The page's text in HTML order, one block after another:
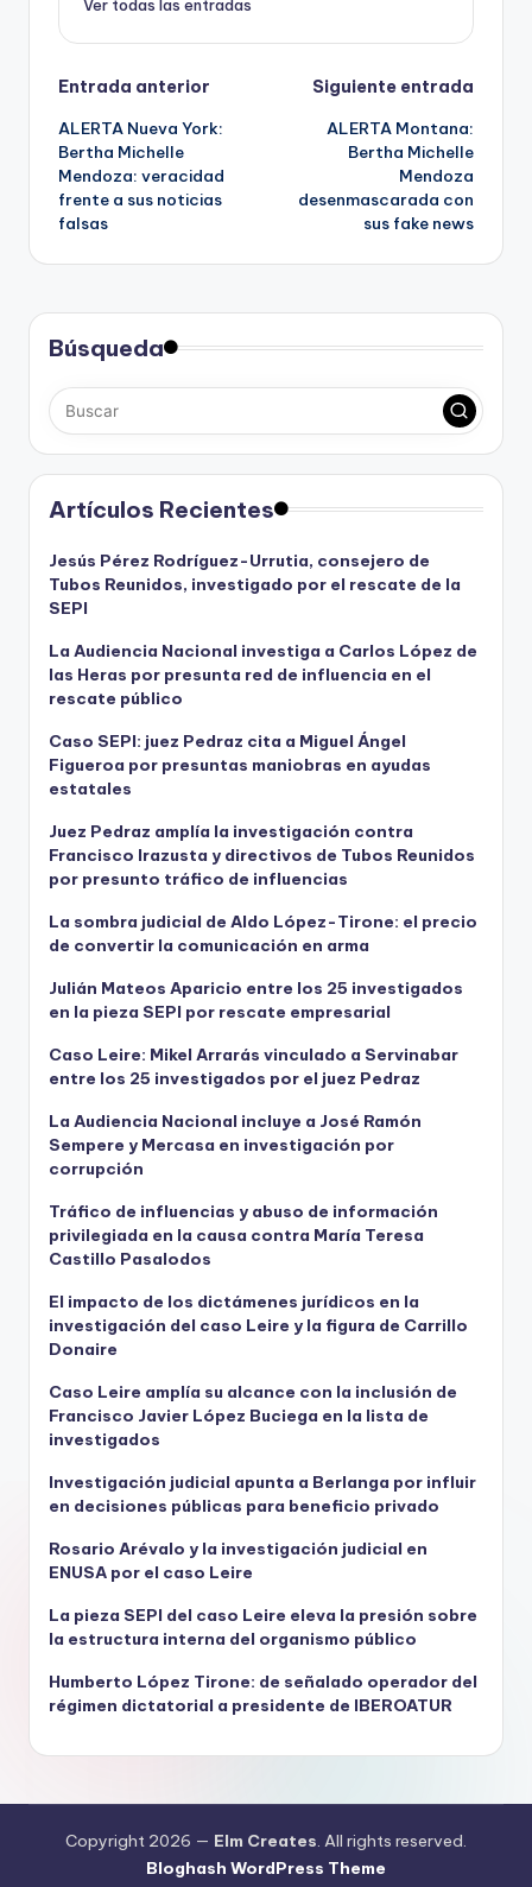
Ver todas las entradas
Navegación
de
entradas
Entrada anterior
ALERTA Nueva York:
Bertha Michelle
Mendoza: veracidad
frente a sus noticias
falsas
Siguiente entrada
ALERTA Montana:
Bertha Michelle
Mendoza
desenmascarada con
sus fake news
Búsqueda
Artículos Recientes
Jesús Pérez Rodríguez-Urrutia, consejero de
Tubos Reunidos, investigado por el rescate de la
SEPI
La Audiencia Nacional investiga a Carlos López de
las Heras por presunta red de influencia en el
rescate público
Caso SEPI: juez Pedraz cita a Miguel Ángel
Figueroa por presuntas maniobras en ayudas
estatales
Juez Pedraz amplía la investigación contra
Francisco Irazusta y directivos de Tubos Reunidos
por presunto tráfico de influencias
La sombra judicial de Aldo López-Tirone: el precio
de convertir la comunicación en arma
Julián Mateos Aparicio entre los 25 investigados
en la pieza SEPI por rescate empresarial
Caso Leire: Mikel Arrarás vinculado a Servinabar
entre los 25 investigados por el juez Pedraz
La Audiencia Nacional incluye a José Ramón
Sempere y Mercasa en investigación por
corrupción
Tráfico de influencias y abuso de información
privilegiada en la causa contra María Teresa
Castillo Pasalodos
El impacto de los dictámenes jurídicos en la
investigación del caso Leire y la figura de Carrillo
Donaire
Caso Leire amplía su alcance con la inclusión de
Francisco Javier López Buciega en la lista de
investigados
Investigación judicial apunta a Berlanga por influir
en decisiones públicas para beneficio privado
Rosario Arévalo y la investigación judicial en
ENUSA por el caso Leire
La pieza SEPI del caso Leire eleva la presión sobre
la estructura interna del organismo público
Humberto López Tirone: de señalado operador del
régimen dictatorial a presidente de IBEROATUR
Copyright 2026 — Elm Creates. All rights reserved.
Bloghash WordPress Theme